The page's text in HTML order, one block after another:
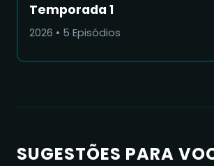
Temporada 1
2026 • 5 Episódios
SUGESTÕES PARA